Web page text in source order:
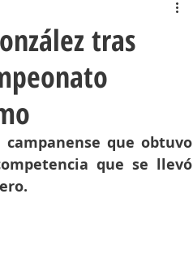
tras
que obtuvo
que se llevó